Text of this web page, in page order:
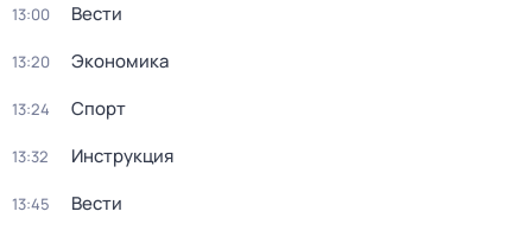
13:00 Вести
13:20 Экономика
13:24 Спорт
13:32 Инструкция
13:45 Вести